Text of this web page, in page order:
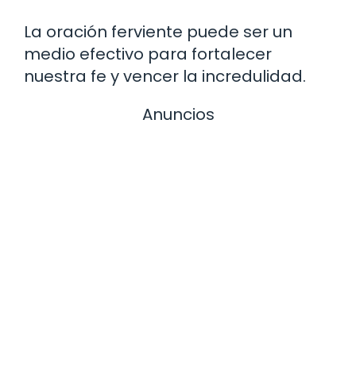
La oración ferviente puede ser un
medio efectivo para fortalecer
nuestra fe y vencer la incredulidad.
Anuncios